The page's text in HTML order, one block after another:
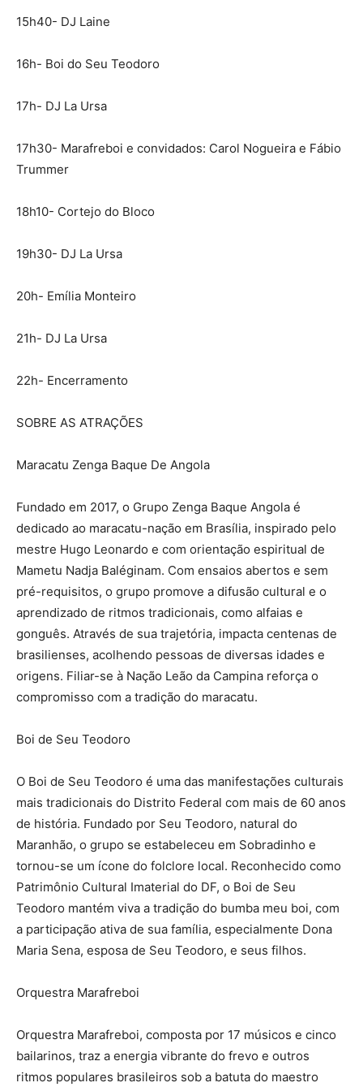
15h40- DJ Laine
16h- Boi do Seu Teodoro
17h- DJ La Ursa
17h30- Marafreboi e convidados: Carol Nogueira e Fábio
Trummer
18h10- Cortejo do Bloco
19h30- DJ La Ursa
20h- Emília Monteiro
21h- DJ La Ursa
22h- Encerramento
SOBRE AS ATRAÇÕES
Maracatu Zenga Baque De Angola
Fundado em 2017, o Grupo Zenga Baque Angola é
dedicado ao maracatu-nação em Brasília, inspirado pelo
mestre Hugo Leonardo e com orientação espiritual de
Mametu Nadja Baléginam. Com ensaios abertos e sem
pré-requisitos, o grupo promove a difusão cultural e o
aprendizado de ritmos tradicionais, como alfaias e
gonguês. Através de sua trajetória, impacta centenas de
brasilienses, acolhendo pessoas de diversas idades e
origens. Filiar-se à Nação Leão da Campina reforça o
compromisso com a tradição do maracatu.
Boi de Seu Teodoro
O Boi de Seu Teodoro é uma das manifestações culturais
mais tradicionais do Distrito Federal com mais de 60 anos
de história. Fundado por Seu Teodoro, natural do
Maranhão, o grupo se estabeleceu em Sobradinho e
tornou-se um ícone do folclore local. Reconhecido como
Patrimônio Cultural Imaterial do DF, o Boi de Seu
Teodoro mantém viva a tradição do bumba meu boi, com
a participação ativa de sua família, especialmente Dona
Maria Sena, esposa de Seu Teodoro, e seus filhos.
Orquestra Marafreboi
Orquestra Marafreboi, composta por 17 músicos e cinco
bailarinos, traz a energia vibrante do frevo e outros
ritmos populares brasileiros sob a batuta do maestro